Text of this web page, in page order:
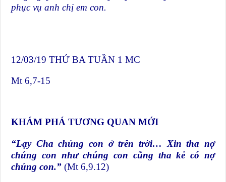
phục vụ anh chị em con.
12/03/19 THỨ BA TUẦN 1 MC
Mt 6,7-15
KHÁM PHÁ TƯƠNG QUAN MỚI
“Lạy Cha chúng con ở trên trời… Xin tha nợ
chúng con như chúng con cũng tha kẻ có nợ
chúng con.”(Mt 6,9.12)